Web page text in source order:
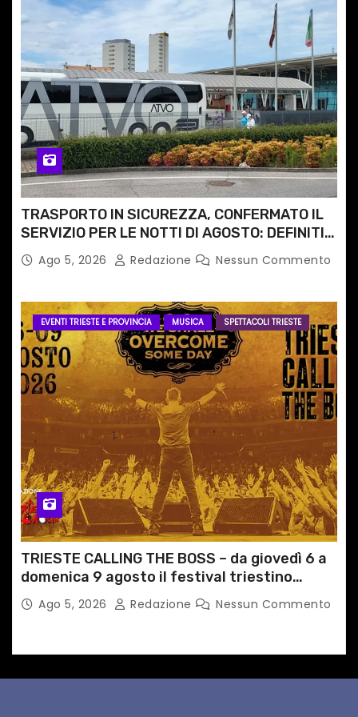
TRASPORTO IN SICUREZZA, CONFERMATO IL
SERVIZIO PER LE NOTTI DI AGOSTO: DEFINITI
PERCORSI, FERMATE E ORARIO
Ago 5, 2026 Redazione Nessun Commento
EVENTI TRIESTE E PROVINCIA MUSICA SPETTACOLI TRIESTE
TRIESTE CALLING THE BOSS – da giovedì 6 a
domenica 9 agosto il festival triestino
dedicato a Springsteen
Ago 5, 2026 Redazione Nessun Commento